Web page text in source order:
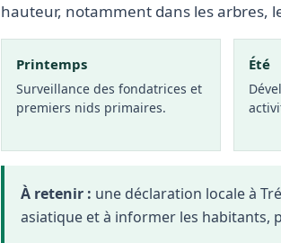
hauteur, notamment dans les arbres,
Printemps
Surveillance des fondatrices et
premiers nids primaires.
Été
À retenir : une déclaration locale à
asiatique et à informer les habitants,